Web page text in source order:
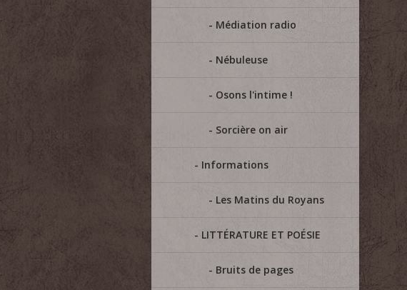
Médiation radio
Nébuleuse
Osons l'intime !
Sorcière on air
Informations
Les Matins du Royans
LITTÉRATURE ET POÉSIE
Bruits de pages